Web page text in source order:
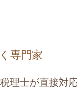
専門家
理士が直接対